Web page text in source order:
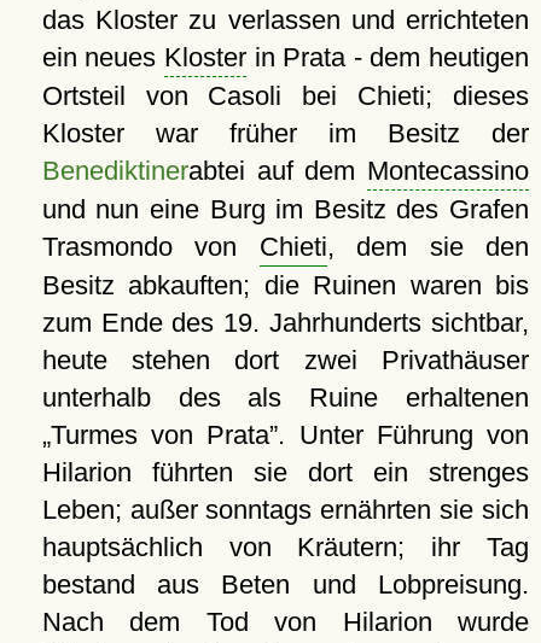
das Kloster zu verlassen und errichteten
ein neues Kloster in Prata - dem heutigen
Ortsteil von Casoli bei Chieti; dieses
Kloster war früher im Besitz der
Benediktinerabtei auf dem Montecassino
und nun eine Burg im Besitz des Grafen
Trasmondo von Chieti, dem sie den
Besitz abkauften; die Ruinen waren bis
zum Ende des 19. Jahrhunderts sichtbar,
heute stehen dort zwei Privathäuser
unterhalb des als Ruine erhaltenen
Turmes von Prata . Unter Führung von
Hilarion führten sie dort ein strenges
Leben; außer sonntags ernährten sie sich
hauptsächlich von Kräutern; ihr Tag
bestand aus Beten und Lobpreisung.
Nach dem Tod von Hilarion wurde